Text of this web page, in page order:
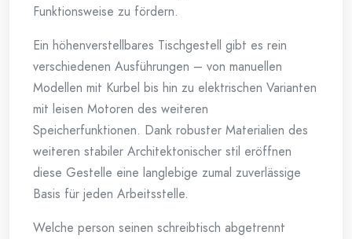
Funktionsweise zu fördern.
Ein höhenverstellbares Tischgestell gibt es rein
verschiedenen Ausführungen – von manuellen
Modellen mit Kurbel bis hin zu elektrischen Varianten
mit leisen Motoren des weiteren
Speicherfunktionen. Dank robuster Materialien des
weiteren stabiler Architektonischer stil eröffnen
diese Gestelle eine langlebige zumal zuverlässige
Basis für jeden Arbeitsstelle.
Welche person seinen schreibtisch abgetrennt